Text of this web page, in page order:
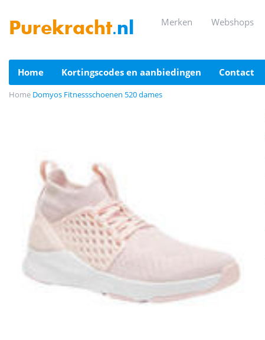
Purekracht.nl merken webshops
home kortingscodes en aanbiedingen contact
Home Domyos Fitnessschoenen 520 dames